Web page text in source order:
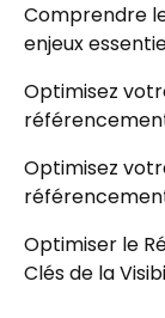
Comprendre
enjeux
Optimisez
Optimisez
Optimiser le
Clés de la